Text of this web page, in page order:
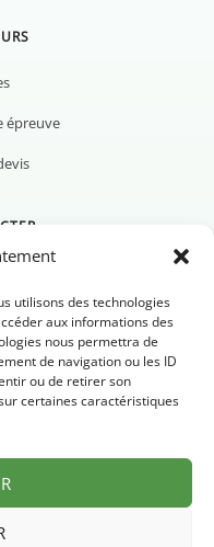
utilisons des technologies
aux informations des
nous permettra de
de navigation ou les ID
ou de retirer son
certaines caractéristiques
épreuve